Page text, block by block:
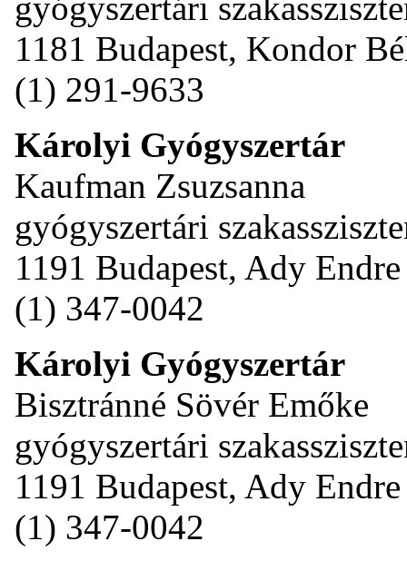
1181 Budapest, Kondor
(1) 291-9633
Károlyi Gyógyszertár
Kaufman Zsuzsanna
gyógyszertári
1191 Budapest, Ady
(1) 347-0042
Károlyi Gyógyszertár
Bisztránné Sövér Emőke
gyógyszertári
1191 Budapest, Ady
(1) 347-0042